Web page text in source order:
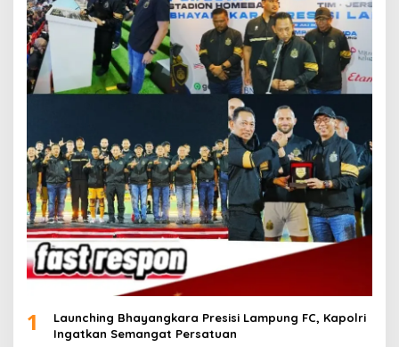
1
Launching Bhayangkara Presisi Lampung FC, Kapolri
Ingatkan Semangat Persatuan